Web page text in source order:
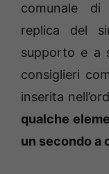
comunale di
replica del
supporto e a
consiglieri
inserita
qualche
un secondo a